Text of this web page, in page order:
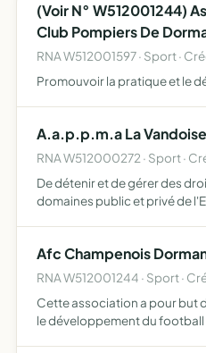
(Voir N° W512001244)
Club Pompiers De
RNA W512001597 · Sport ·
Promouvoir la pratique et le
A.a.p.p.m.a La
RNA W512000272 · Sport ·
De détenir et de gérer des
domaines public et privé de
Afc Champenois
RNA W512001244 · Sport ·
Cette association a pour but
le développement du football